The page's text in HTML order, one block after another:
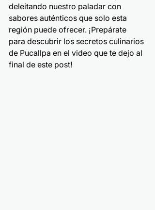
deleitando nuestro paladar con
sabores auténticos que solo esta
región puede ofrecer. ¡Prepárate
para descubrir los secretos culinarios
de Pucallpa en el video que te dejo al
final de este post!